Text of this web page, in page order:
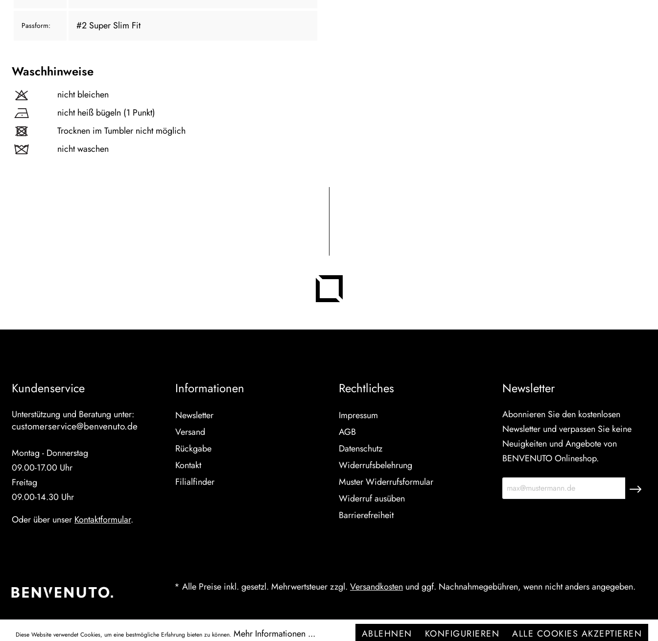
Passform: #2 Super Slim Fit
Waschhinweise
nicht bleichen
nicht heiß bügeln (1 Punkt)
Trocknen im Tumbler nicht möglich
nicht waschen
Kundenservice
Unterstützung und Beratung unter:
customerservice@benvenuto.de
Montag - Donnerstag
09.00-17.00 Uhr
Freitag
09.00-14.30 Uhr
Oder über unser Kontaktformular.
Informationen
Newsletter
Versand
Rückgabe
Kontakt
Filialfinder
Rechtliches
Impressum
AGB
Datenschutz
Widerrufsbelehrung
Muster Widerrufsformular
Widerruf ausüben
Barrierefreiheit
Newsletter
Abonnieren Sie den kostenlosen
Newsletter und verpassen Sie keine
Neuigkeiten und Angebote von
BENVENUTO Onlineshop.
* Alle Preise inkl. gesetzl. Mehrwertsteuer zzgl. Versandkosten und ggf. Nachnahmegebühren, wenn nicht anders angegeben.
Diese Website verwendet Cookies, um eine bestmögliche Erfahrung bieten zu können. Mehr Informationen ... ABLEHNEN KONFIGURIEREN ALLE COOKIES AKZEPTIEREN